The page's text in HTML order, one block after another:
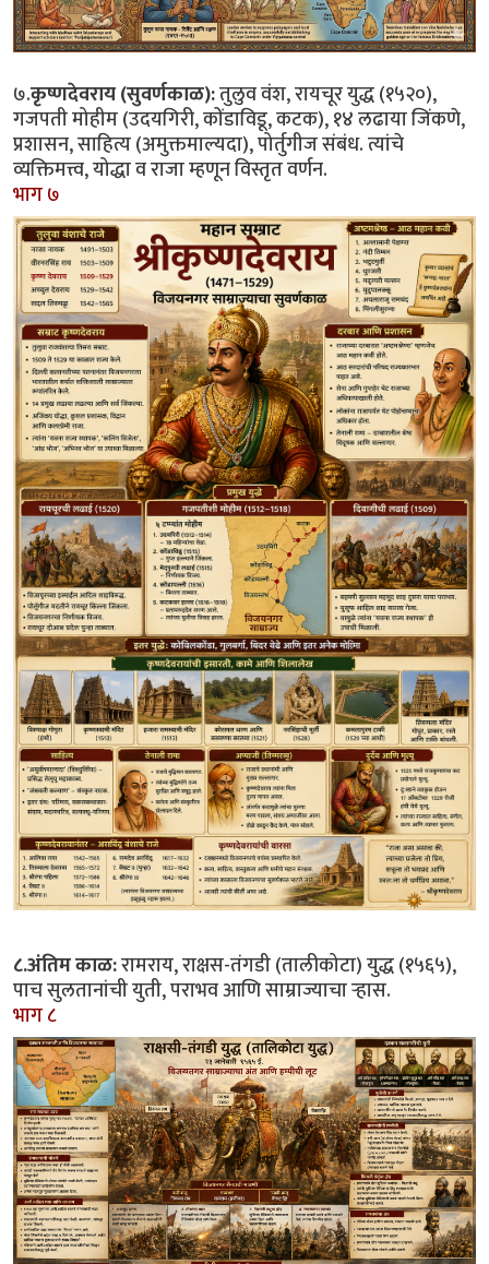
७.कृष्णदेवराय (सुवर्णकाळ):तुलुव वंश, रायचूर युद्ध (१५२०),
गजपती मोहीम (उदयगिरी, कोंडाविडू, कटक), १४ लढाया जिंकणे,
प्रशासन, साहित्य (अमुक्तमाल्यदा), पोर्तुगीज संबंध. त्यांचे
व्यक्तिमत्त्व, योद्धा व राजा म्हणून विस्तृत वर्णन.
भाग ७
८.अंतिम काळ:रामराय, राक्षस-तंगडी (तालीकोटा) युद्ध (१५६५),
पाच सुलतानांची युती, पराभव आणि साम्राज्याचा ऱ्हास.
भाग ८